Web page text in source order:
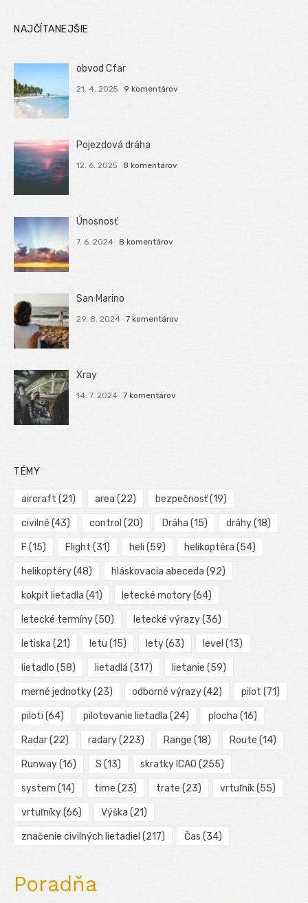
NAJČÍTANEJŠIE
obvod Cfar
21. 4. 2025 9 komentárov
Pojezdová dráha
12. 6. 2025 8 komentárov
Únosnosť
7. 6. 2024 8 komentárov
San Marino
29. 8. 2024 7 komentárov
Xray
14. 7. 2024 7 komentárov
TÉMY
aircraft (21) area (22) bezpečnosť(19)
civilné (43) control (20) Dráha (15) dráhy(18)
F (15) Flight (31) heli (59) helikoptéra (54)
helikoptéry(48) hláskovacia abeceda (92)
kokpit lietadla (41) letecké motory(64)
letecké termíny(50) letecké výrazy(36)
letiska (21) letu (15) lety(63) level (13)
lietadlo (58) lietadlá (317) lietanie (59)
merné jednotky(23) odborné výrazy(42) pilot (71)
piloti (64) pilotovanie lietadla (24) plocha (16)
Radar(22) radary(223) Range (18) Route (14)
Runway(16) S (13) skratky ICAO (255)
system (14) time (23) trate (23) vrtuľník(55)
vrtuľníky(66) Výška (21)
značenie civilných lietadiel (217) Čas (34)
Poradňa